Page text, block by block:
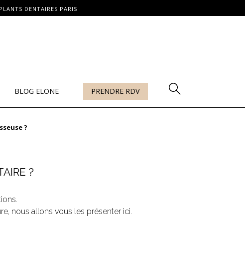
DENTAIRES PARIS
BLOG ELONE PRENDRE RDV
?
?
nous allons vous les présenter ici.